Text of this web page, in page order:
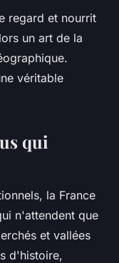
regard et nourrit
un art de la
véritable
qui
la France
n'attendent que
et vallées
d'histoire,